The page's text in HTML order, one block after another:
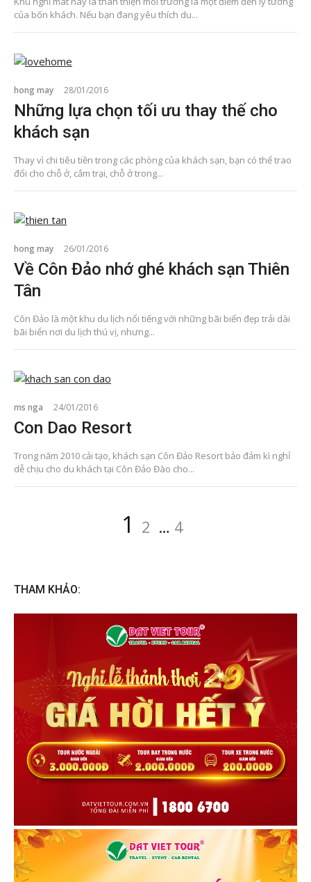
của bốn khách. Nếu bạn đang yêu thích du...
hong may 28/01/2016
Những lựa chọn tối ưu thay thế cho
khách sạn
Thay vì chi tiêu tiền trong các phòng của khách sạn, bạn có thể trao
đổi cho chỗ ở, cắm trại, chỗ ở trong...
hong may 26/01/2016
Về Côn Đảo nhớ ghé khách sạn Thiên
Tân
Côn Đảo là một khu du lịch nổi tiếng với những bãi biển đẹp trải dài
bãi biển nơi du lịch thú vị, nhưng...
ms nga 24/01/2016
Con Dao Resort
Trong năm 2010 cải tạo, khách sạn Côn Đảo Resort bảo đảm kì nghỉ
dễ chịu cho du khách tại Côn Đảo Đào cho...
Page
1 Page
2 … Page
4
THAM KHẢO: